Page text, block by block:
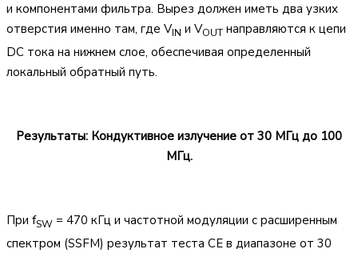
и компонентами фильтра. Вырез должен иметь два узких
отверстия именно там, где VIN и VOUTнаправляются к цепи
DC тока на нижнем слое, обеспечивая определенный
локальный обратный путь.
Результаты: Кондуктивное излучение от 30 МГц до 100
МГц.
При fSW = 470 кГц и частотной модуляции с расширенным
спектром (SSFM) результат теста CE в диапазоне от 30